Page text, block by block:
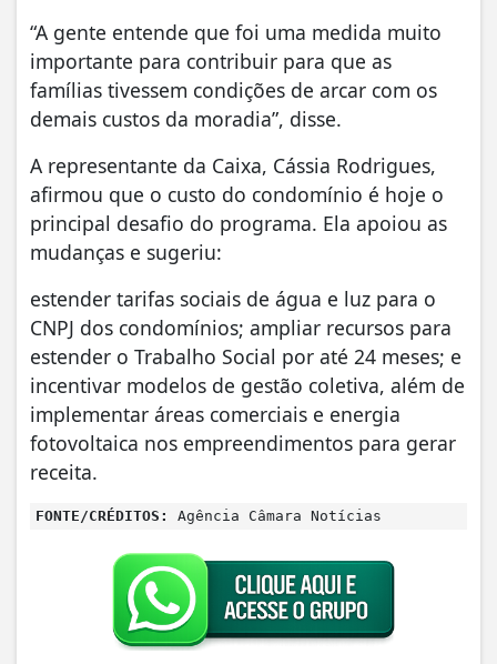
“A gente entende que foi uma medida muito
importante para contribuir para que as
famílias tivessem condições de arcar com os
demais custos da moradia”, disse.
A representante da Caixa, Cássia Rodrigues,
afirmou que o custo do condomínio é hoje o
principal desafio do programa. Ela apoiou as
mudanças e sugeriu:
estender tarifas sociais de água e luz para o
CNPJ dos condomínios; ampliar recursos para
estender o Trabalho Social por até 24 meses; e
incentivar modelos de gestão coletiva, além de
implementar áreas comerciais e energia
fotovoltaica nos empreendimentos para gerar
receita.
FONTE/CRÉDITOS: Agência Câmara Notícias